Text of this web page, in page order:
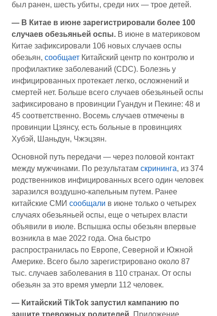
был ранен, шесть убиты, среди них — трое детей.
— В Китае в июне зарегистрировали более 100
случаев обезьяньей оспы. В июне в материковом
Китае зафиксировали 106 новых случаев оспы
обезьян, сообщает Китайский центр по контролю и
профилактике заболеваний (CDC). Болезнь у
инфицированных протекает легко, осложнений и
смертей нет. Больше всего случаев обезьяньей оспы
зафиксировано в провинции Гуандун и Пекине: 48 и
45 соответственно. Восемь случаев отмечены в
провинции Цзянсу, есть больные в провинциях
Хубэй, Шаньдун, Чжэцзян.
Основной путь передачи — через половой контакт
между мужчинами. По результатам скрининга, из 374
родственников инфицированных всего один человек
заразился воздушно-капельным путем. Ранее
китайские СМИ сообщали в июне только о четырех
случаях обезьяньей оспы, еще о четырех власти
объявили в июле. Вспышка оспы обезьян впервые
возникла в мае 2022 года. Она быстро
распространилась по Европе, Северной и Южной
Америке. Всего было зарегистрировано около 87
тыс. случаев заболевания в 110 странах. От оспы
обезьян за это время умерли 112 человек.
— Китайский TikTok запустил кампанию по